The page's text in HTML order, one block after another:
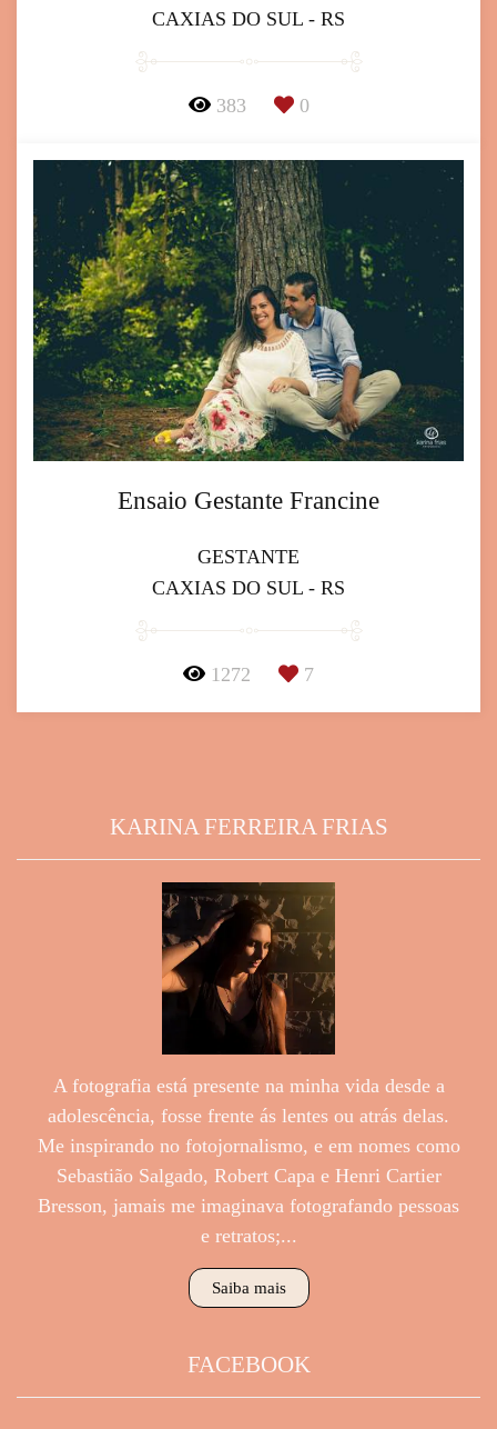
CAXIAS DO SUL - RS
383 0
Ensaio Gestante Francine
GESTANTE
CAXIAS DO SUL - RS
1272 7
KARINA FERREIRA FRIAS
A fotografia está presente na minha vida desde a
adolescência, fosse frente ás lentes ou atrás delas.
Me inspirando no fotojornalismo, e em nomes como
Sebastião Salgado, Robert Capa e Henri Cartier
Bresson, jamais me imaginava fotografando pessoas
e retratos;...
Saiba mais
FACEBOOK